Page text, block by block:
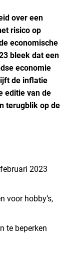
over een
risico op
economische
bleek dat een
economie
de inflatie
editie van de
terugblik op de
2023
voor hobby’s,
te beperken